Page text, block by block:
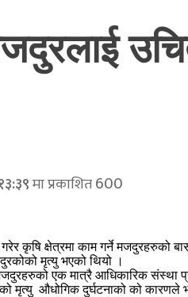
मा प्रकाशित600
कृषि क्षेत्रमा काम गर्ने मजदुरहरुको
मृत्यु भएको थियो ।
एक मात्रै आधिकारिक संस्था
मृत्यु औधोगिक दुर्घटनाको को कारणले